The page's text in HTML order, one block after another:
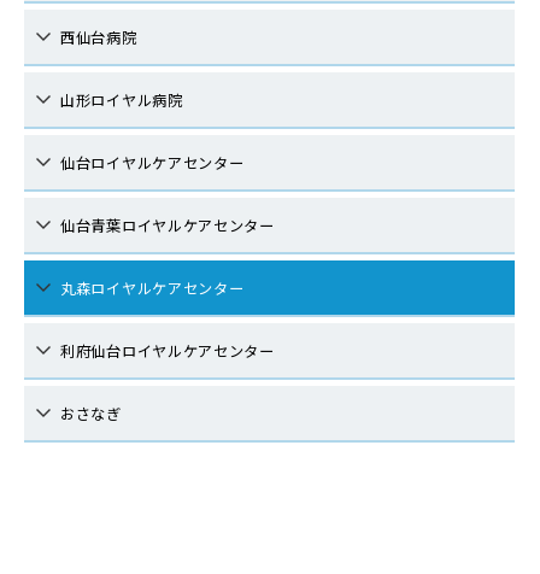
西仙台病院
山形ロイヤル病院
仙台ロイヤルケアセンター
仙台青葉ロイヤルケアセンター
丸森ロイヤルケアセンター
利府仙台ロイヤルケアセンター
おさなぎ